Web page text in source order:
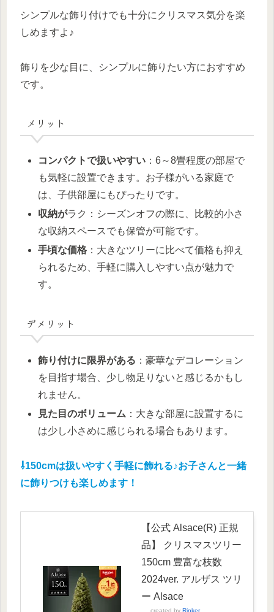
シンプルな飾り付けでも十分にクリスマス気分を楽
しめますよ♪
飾りを少な目に、シンプルに飾りたい方におすすめ
です。
メリット
コンパクトで扱いやすい ：6～8畳程度の部屋で
も気軽に設置できます。お子様がいる家庭で
は、子供部屋にもぴったりです。
収納がラク：シーズンオフの際に、比較的小さ
な収納スペースでも保管が可能です。
手頃な価格 ：大きなツリーに比べて価格も抑え
られるため、手軽に購入しやすい点が魅力で
す。
デメリット
飾り付けに限界がある ：豪華なデコレーション
を目指す場合、少し物足りないと感じるかもし
れません。
見た目のボリューム ：大きな部屋に設置するに
は少し小さめに感じられる場合もあります。
⇩150cmは扱いやすく手軽に飾れる♪お子さんと一緒
に飾りつけも楽しめます！
【公式 Alsace(R) 正規
品】 クリスマスツリー
150cm 豊富な枝数
2024ver. アルザス ツリ
ー Alsace
created by Rinker